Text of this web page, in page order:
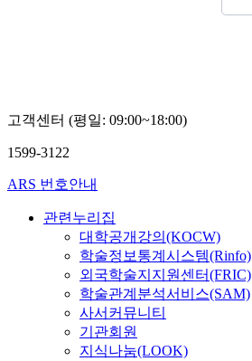
고객센터 (평일: 09:00~18:00)
1599-3122
ARS 번호안내
관련누리집
대학공개강의(KOCW)
학술정보통계시스템(Rinfo)
외국학술지지원센터(FRIC)
학술관계분석서비스(SAM)
사서커뮤니티
기관회원
지식나눔(LOOK)